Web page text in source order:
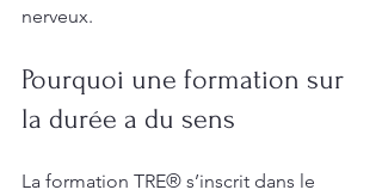
nerveux.
Pourquoi une formation sur
la durée a du sens
La formation TRE® s’inscrit dans le